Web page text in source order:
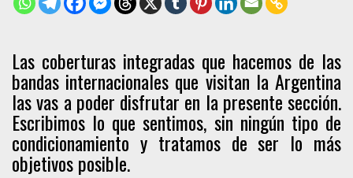
Las coberturas integradas que hacemos de las
bandas internacionales que visitan la Argentina
las vas a poder disfrutar en la presente sección.
Escribimos lo que sentimos, sin ningún tipo de
condicionamiento y tratamos de ser lo más
objetivos posible.